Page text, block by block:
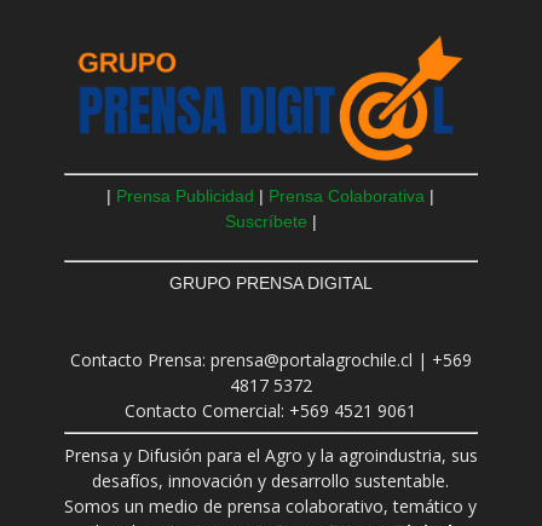
| Prensa Publicidad | Prensa Colaborativa |
Suscríbete |
GRUPO PRENSA DIGITAL
Contacto Prensa: prensa@portalagrochile.cl | +569
4817 5372
Contacto Comercial: +569 4521 9061
Prensa y Difusión para el Agro y la agroindustria, sus
desafíos, innovación y desarrollo sustentable.
Somos un medio de prensa colaborativo, temático y